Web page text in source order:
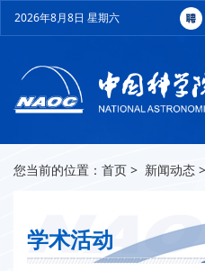
2026年8月8日 星期六
您当前的位置： 首页 > 新闻动态 >
学术活动